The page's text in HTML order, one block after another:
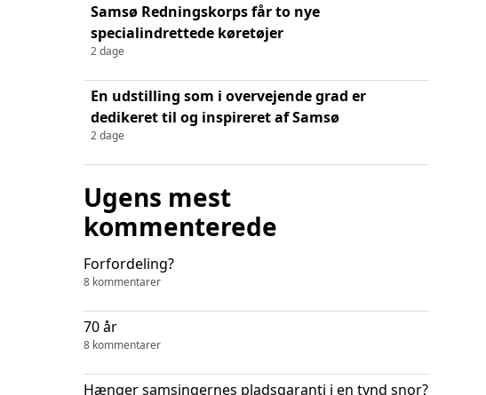
Samsø Redningskorps får to nye
specialindrettede køretøjer
2 dage
En udstilling som i overvejende grad er
dedikeret til og inspireret af Samsø
2 dage
Ugens mest
kommenterede
Forfordeling?
8 kommentarer
70 år
8 kommentarer
Hænger samsingernes pladsgaranti i en tynd snor?